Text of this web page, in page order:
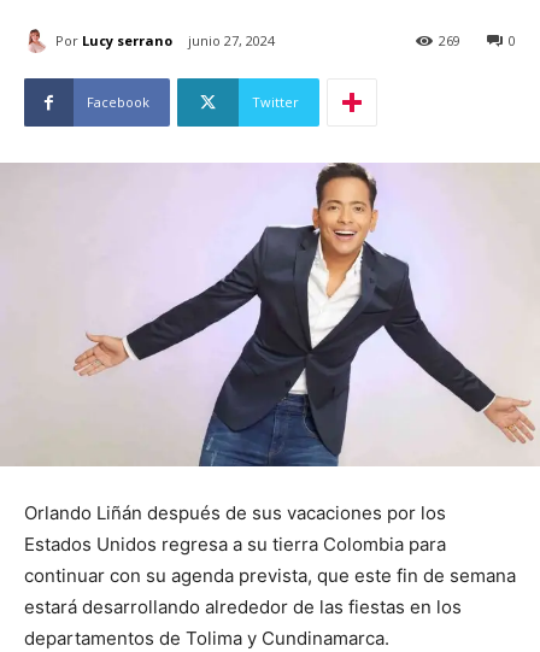
Por Lucy serrano junio 27, 2024 0
269
Facebook Twitter
Orlando Liñán después de sus vacaciones por los
Estados Unidos regresa a su tierra Colombia para
continuar con su agenda prevista, que este fin de semana
estará desarrollando alrededor de las fiestas en los
departamentos de Tolima y Cundinamarca.